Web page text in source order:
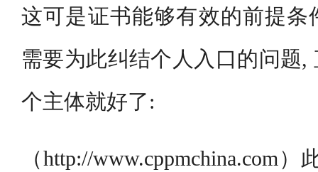
这可是证书能够有效的前提条
需要为此纠结个人入口的问题,
个主体就好了:
（http://www.cppmchina.com